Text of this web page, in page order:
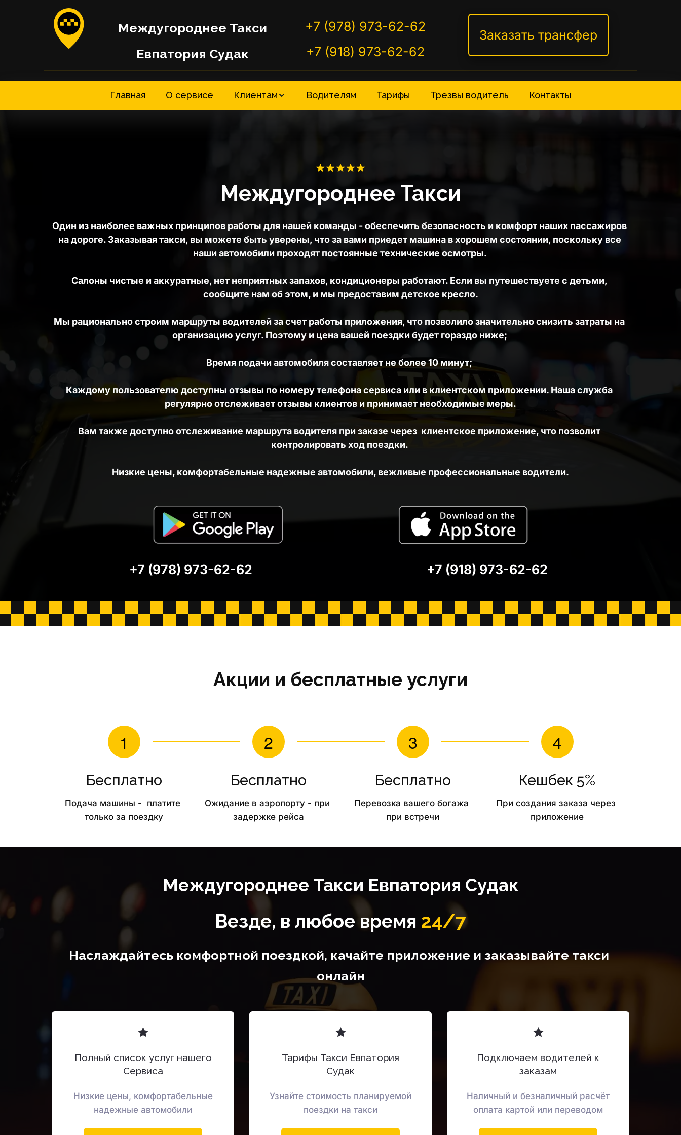
Междугороднее Такси
Евпатория Судак
+7 (978) 973-62-62
+7 (918) 973-62-62
Заказать трансфер
Главная О сервисе Клиентам Водителям Тарифы Трезвы водитель Контакты
Междугороднее Такси
Один из наиболее важных принципов работы для нашей команды - обеспечить безопасность и комфорт наших пассажиров
на дороге. Заказывая такси, вы можете быть уверены, что за вами приедет машина в хорошем состоянии, поскольку все
наши автомобили проходят постоянные технические осмотры.
Салоны чистые и аккуратные, нет неприятных запахов, кондиционеры работают. Если вы путешествуете с детьми,
сообщите нам об этом, и мы предоставим детское кресло.
Мы рационально строим маршруты водителей за счет работы приложения, что позволило значительно снизить затраты на
организацию услуг. Поэтому и цена вашей поездки будет гораздо ниже;
Время подачи автомобиля составляет не более 10 минут;
Каждому пользователю доступны отзывы по номеру телефона сервиса или в клиентском приложении. Наша служба
регулярно отслеживает отзывы клиентов и принимает необходимые меры.
Вам также доступно отслеживание маршрута водителя при заказе через  клиентское приложение, что позволит
контролировать ход поездки.
Низкие цены, комфортабельные надежные автомобили, вежливые профессиональные водители.
+7 (978) 973-62-62 +7 (918) 973-62-62
Акции и бесплатные услуги
Бесплатно
Подача машины -  платите
только за поездку
Бесплатно
Ожидание в аэропорту - при
задержке рейса
Бесплатно
Перевозка вашего богажа
при встречи
Кешбек 5%
При создания заказа через
приложение
Междугороднее Такси Евпатория Судак
Везде, в любое время 24/7
Наслаждайтесь комфортной поездкой, качайте приложение и заказывайте такси
онлайн
Полный список услуг нашего
Сервиса
Низкие цены, комфортабельные
надежные автомобили
Тарифы Такси Евпатория
Судак
Узнайте стоимость планируемой
поездки на такси
Подключаем водителей к
заказам
Наличный и безналичный расчёт
оплата картой или переводом